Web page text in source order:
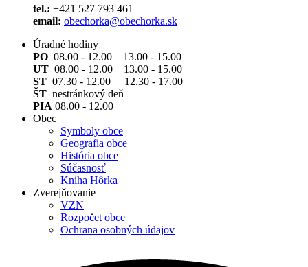
tel.: +421 527 793 461
email: obechorka@obechorka.sk
Úradné hodiny
PO 08.00 - 12.00 13.00 - 15.00
UT 08.00 - 12.00 13.00 - 15.00
ST 07.30 - 12.00 12.30 - 17.00
ŠT nestránkový deň
PIA 08.00 - 12.00
Obec
Symboly obce
Geografia obce
História obce
Súčasnosť
Kniha Hôrka
Zverejňovanie
VZN
Rozpočet obce
Ochrana osobných údajov